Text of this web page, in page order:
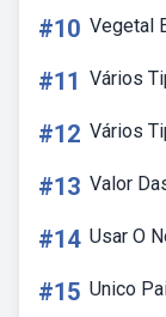
#10 Vegetal
#11 Vários
#12 Vários
#13 Valor
#14 Usar O
#15 Unico